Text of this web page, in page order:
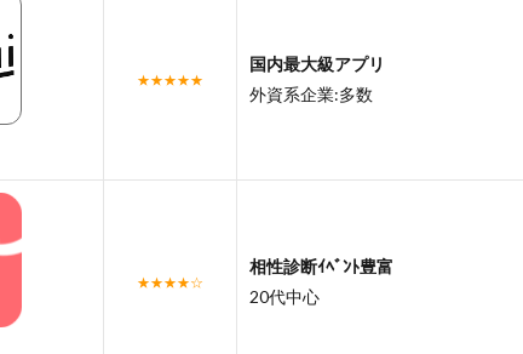
★★★★★
国内最大級アプリ
外資系企業:多数
★★★★☆
相性診断ｲﾍﾞﾝﾄ豊富
20代中心